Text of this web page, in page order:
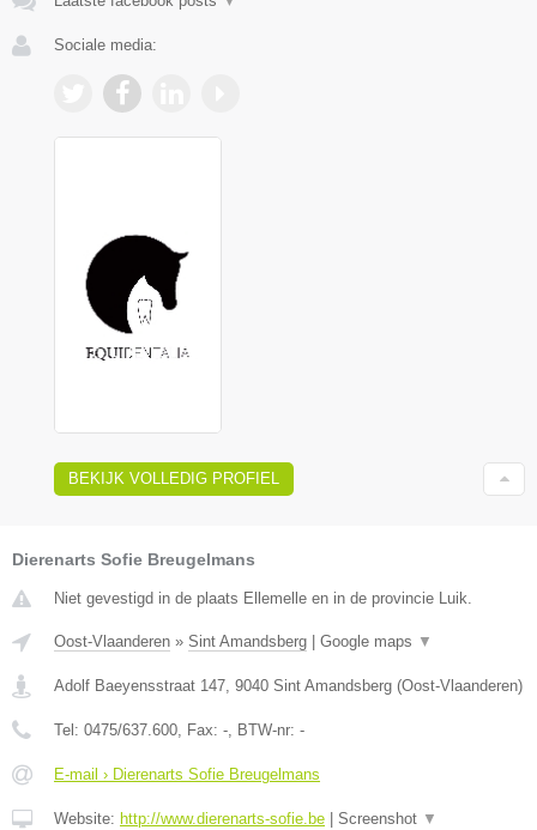
Sociale media:
BEKIJK VOLLEDIG PROFIEL
Dierenarts Sofie Breugelmans
Niet gevestigd in de plaats Ellemelle en in de provincie Luik.
Oost-Vlaanderen » Sint Amandsberg Google maps ▼
Adolf Baeyensstraat 147, 9040 Sint Amandsberg (Oost-Vlaanderen)
Tel: 0475/637.600, Fax: -, BTW-nr: -
E-mail › Dierenarts Sofie Breugelmans
Website: http://www.dierenarts-sofie.be Screenshot ▼